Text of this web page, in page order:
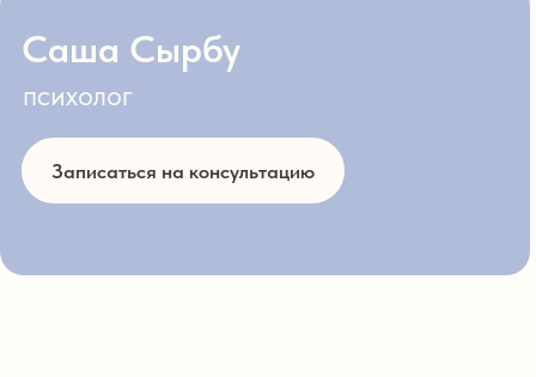
на консультацию
Саша Сырбу
психолог
Записаться на консультацию